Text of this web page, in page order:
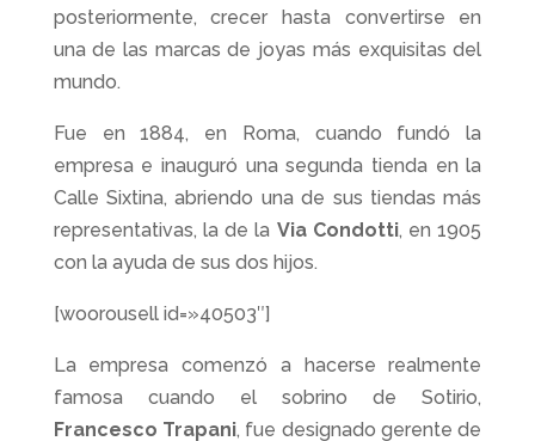
posteriormente, crecer hasta convertirse en
una de las marcas de joyas más exquisitas del
mundo.
Fue en 1884, en Roma, cuando fundó la
empresa e inauguró una segunda tienda en la
Calle Sixtina, abriendo una de sus tiendas más
representativas, la de la Via Condotti, en 1905
con la ayuda de sus dos hijos.
[woorousell id=»40503″]
La empresa comenzó a hacerse realmente
famosa cuando el sobrino de Sotirio,
Francesco Trapani, fue designado gerente de